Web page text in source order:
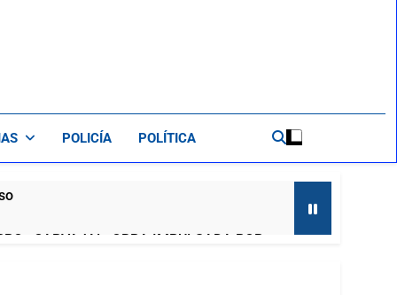
POLICÍA POLÍTICA
CARVAJAL, OBRA IMPULSADA POR